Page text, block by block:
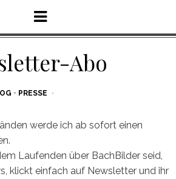
Menu
Abo
• PRESSE
werde ich ab sofort einen
Laufenden über BachBilder seid,
klickt einfach auf Newsletter und ihr